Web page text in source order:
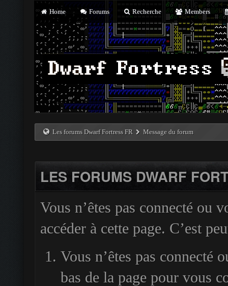
Home Forums Recherche Members
Les forums Dwarf Fortress FR Message du forum
LES FORUMS DWARF
Vous n’êtes pas connecté ou
accéder à cette page. C’est
Vous n’êtes pas connecté
bas de la page pour vous